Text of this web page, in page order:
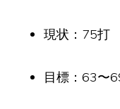
現状：75打
目標：63〜